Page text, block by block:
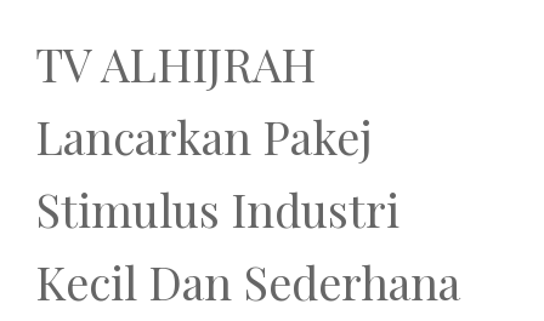
TV ALHIJRAH
Lancarkan Pakej
Stimulus Industri
Kecil Dan Sederhana